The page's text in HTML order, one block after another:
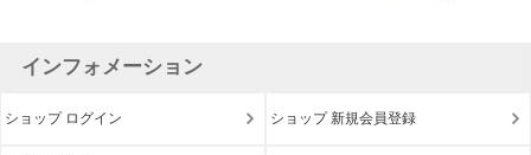
インフォメーション
ショップ ログイン ショップ 新規会員登録